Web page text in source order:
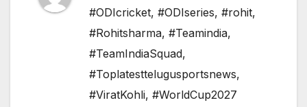
#ODIcricket, #ODIseries, #rohit,
#Rohitsharma, #Teamindia,
#TeamIndiaSquad,
#Toplatesttelugusportsnews,
#ViratKohli, #WorldCup2027